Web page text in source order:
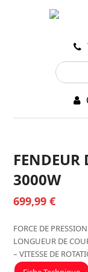
FENDEUR
3000W
699,99€
FORCE DE
LONGUEUR DE
– VITESSE DE